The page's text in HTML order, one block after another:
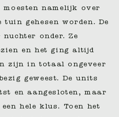
namelijk over
tuin gehesen worden. De
onder. Ze
en het ging altijd
zijn in totaal ongeveer
geweest. De units
en aangesloten, maar
hele klus. Toen het